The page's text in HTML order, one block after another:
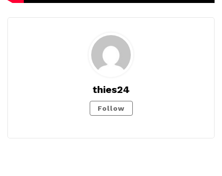
thies24
Follow